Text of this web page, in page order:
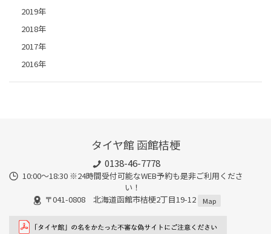
2019年
2018年
2017年
2016年
タイヤ館 函館桔梗
0138-46-7778
10:00～18:30 ※24時間受付可能なWEB予約も是非ご利用くださ
い！
〒041-0808 北海道函館市桔梗2丁目19-12
Map